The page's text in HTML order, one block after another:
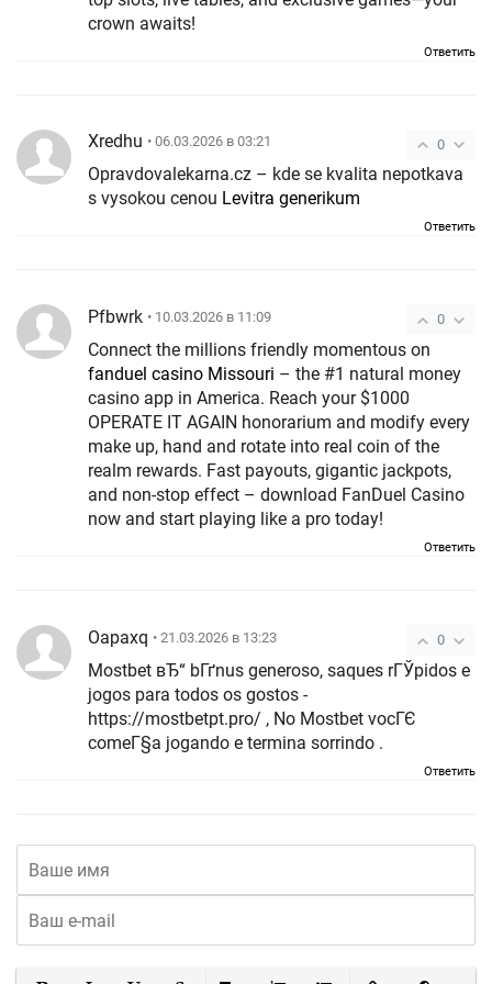
crown awaits!
Ответить
0
Xredhu • 06.03.2026 в 03:21
Opravdovalekarna.cz – kde se kvalita nepotkava
s vysokou cenou Levitra generikum
Ответить
0
Pfbwrk • 10.03.2026 в 11:09
Connect the millions friendly momentous on
fanduel casino Missouri
casino app in America. Reach your $1000
OPERATE IT AGAIN honorarium and modify every
make up, hand and rotate into real coin of the
realm rewards. Fast payouts, gigantic jackpots,
and non-stop effect – download FanDuel Casino
now and start playing like a pro today!
Ответить
0
Oapaxq • 21.03.2026 в 13:23
Mostbet вЂ“ bГґnus generoso, saques rГЎpidos e
jogos para todos os gostos -
https://mostbetpt.pro/ , No Mostbet vocГЄ
comeГ§a jogando e termina sorrindo .
Ответить